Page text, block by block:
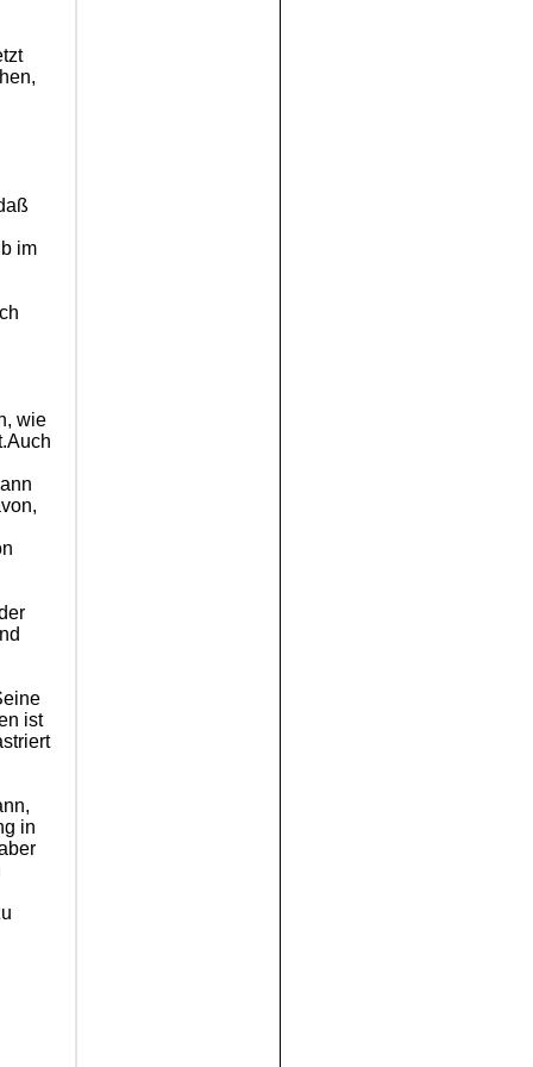
im
wie
ist
in